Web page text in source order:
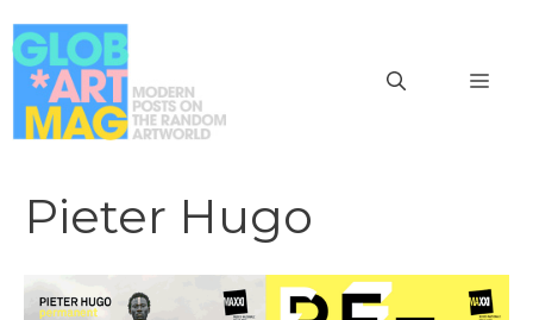
al
contenuto
Pieter Hugo